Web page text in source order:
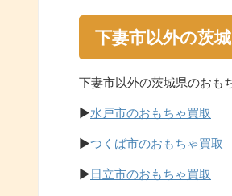
下妻市以外の茨
下妻市以外の茨城県のおも
▶水戸市のおもちゃ買取
▶つくば市のおもちゃ買取
▶日立市のおもちゃ買取